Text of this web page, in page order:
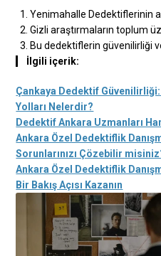
Yenimahalle Dedektiflerinin
Gizli araştırmaların toplum
Bu dedektiflerin güvenilirliği
İlgili içerik:
Çankaya Dedektif
Yolları Nelerdir?
Dedektif Ankara Uzmanları
Ankara Özel Dedektiflik
Sorunlarınızı Çözebilir
Ankara Özel Dedektiflik
Bir Bakış Açısı Kazanın